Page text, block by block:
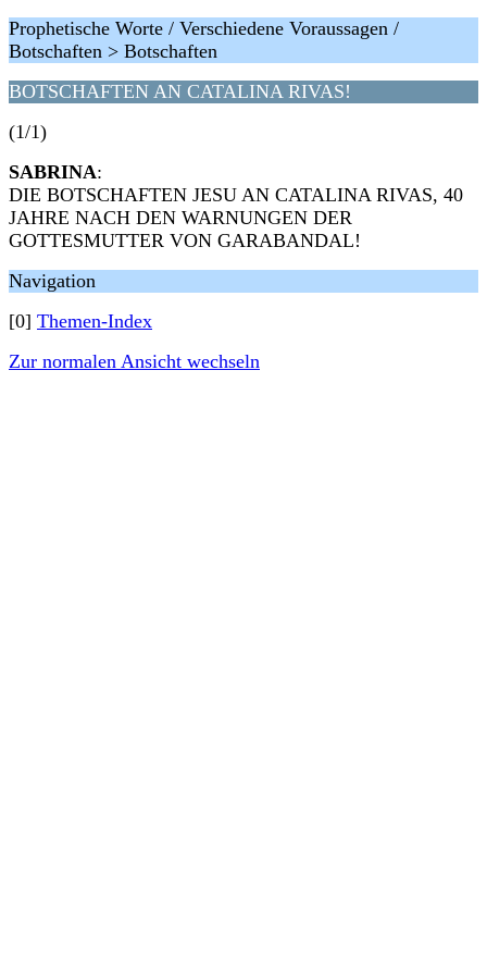
Prophetische Worte / Verschiedene Voraussagen /
Botschaften > Botschaften
BOTSCHAFTEN AN CATALINA RIVAS!
(1/1)
SABRINA:
DIE BOTSCHAFTEN JESU AN CATALINA RIVAS, 40
JAHRE NACH DEN WARNUNGEN DER
GOTTESMUTTER VON GARABANDAL!
Navigation
[0] Themen-Index
Zur normalen Ansicht wechseln